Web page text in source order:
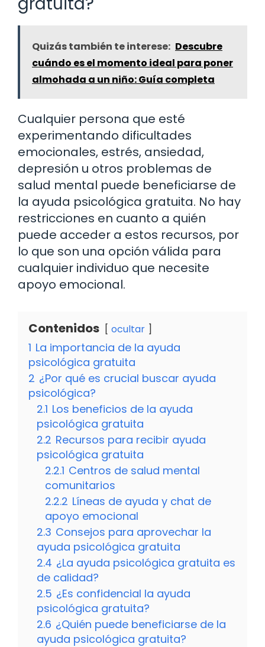
Quizás también te interese: Descubre
cuándo es el momento ideal para poner
almohada a un niño: Guía completa
Cualquier persona que esté
experimentando dificultades
emocionales, estrés, ansiedad,
depresión u otros problemas de
salud mental puede beneficiarse de
la ayuda psicológica gratuita. No hay
restricciones en cuanto a quién
puede acceder a estos recursos, por
lo que son una opción válida para
cualquier individuo que necesite
apoyo emocional.
Contenidos ocultar
1 La importancia de la ayuda
psicológica gratuita
2 ¿Por qué es crucial buscar ayuda
psicológica?
2.1 Los beneficios de la ayuda
psicológica gratuita
2.2 Recursos para recibir ayuda
psicológica gratuita
2.2.1 Centros de salud mental
comunitarios
2.2.2 Líneas de ayuda y chat de
apoyo emocional
2.3 Consejos para aprovechar la
ayuda psicológica gratuita
2.4 ¿La ayuda psicológica gratuita es
de calidad?
2.5 ¿Es confidencial la ayuda
psicológica gratuita?
2.6 ¿Quién puede beneficiarse de la
ayuda psicológica gratuita?